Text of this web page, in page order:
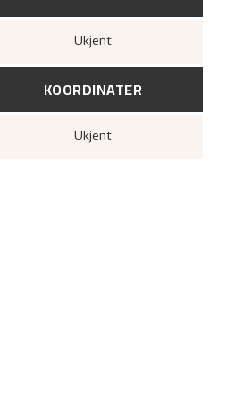
Ukjent
KOORDINATER
Ukjent